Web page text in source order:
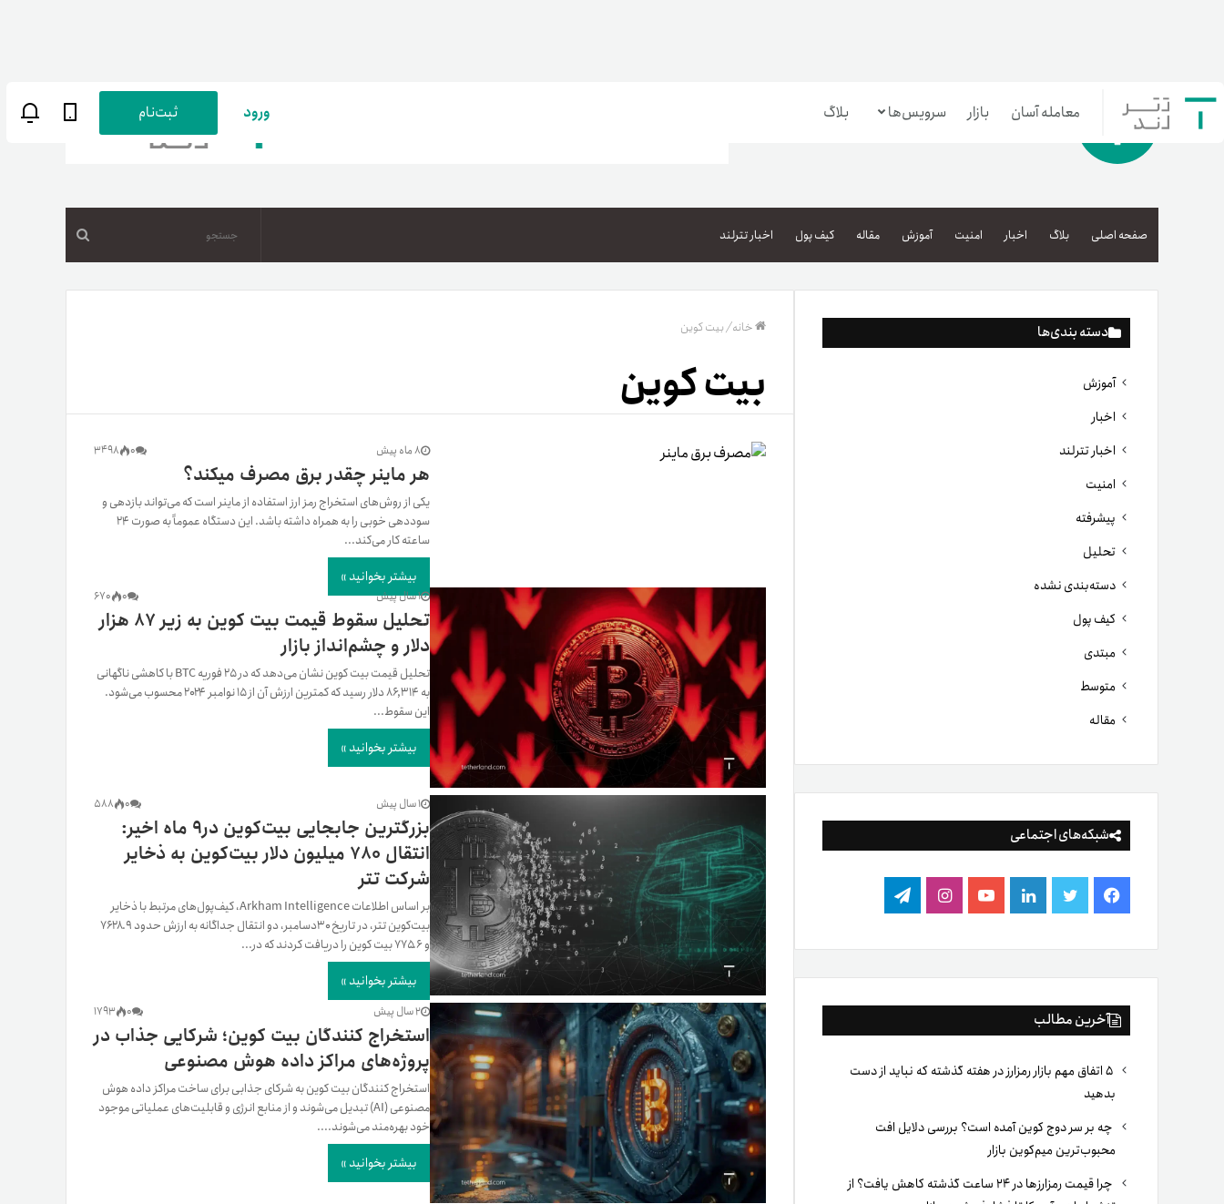
معامله آسان بازار سرویس‌ها
بازار تترلند
سرمایه‌گذاری آسان
پاداش کیف‌پول تومانی
مهر تترلند
بلاگ
زبان پارسی
تنظیمات
خروج
ورود ثبت‌نام
صفحه اصلی بلاگ اخبار امنیت آموزش مقاله کیف پول اخبار تترلند
دسته بندی‌ها
آموزش
اخبار
اخبار تترلند
امنیت
پیشرفته
تحلیل
دسته‌بندی نشده
کیف پول
مبتدی
متوسط
مقاله
شبکه‌های اجتماعی
فیس
بوک
توییتر لینکدینیوتیوباینستاگرام
تلگرام
آخرین مطالب
۵ اتفاق مهم بازار رمزارز در هفته گذشته که نباید از دست
بدهید
چه بر سر دوج کوین آمده است؟ بررسی دلایل افت
محبوب‌ترین میم‌کوین بازار
چرا قیمت رمزارزها در ۲۴ ساعت گذشته کاهش یافت؟ از
خانه/بیت کوین
بیت کوین
8 ماه پیش 0
3498
هر ماینر چقدر برق مصرف میکند؟
یکی از روش‌های استخراج رمز ارز استفاده از ماینر است که می‌تواند بازدهی و
سوددهی خوبی را به همراه داشته باشد. این دستگاه عموماً به صورت 24
ساعته کار می‌کند...
بیشتر بخوانید »
1 سال پیش 0
670
تحلیل سقوط قیمت بیت کوین به زیر ۸۷ هزار
دلار و چشم‌انداز بازار
تحلیل قیمت بیت کوین نشان می‌دهد که در ۲۵ فوریه BTC با کاهشی ناگهانی
به ۸۶,۳۱۴ دلار رسید که کمترین ارزش آن از ۱۵ نوامبر ۲۰۲۴ محسوب می‌شود.
این سقوط...
بیشتر بخوانید »
1 سال پیش 0
588
بزرگترین جابجایی بیت‌کوین در۹ ماه اخیر:
انتقال ۷۸۰ میلیون دلار بیت‌کوین به ذخایر
شرکت تتر
بر اساس اطلاعات Arkham Intelligence، کیف‌پول‌های مرتبط با ذخایر
بیت‌کوین تتر، در تاریخ ۳۰دسامبر، دو انتقال جداگانه به ارزش حدود ۷۶۲۸.۹
و ۷۷۵.۶ بیت کوین را دریافت کردند که در...
بیشتر بخوانید »
2 سال پیش 0
1793
استخراج کنندگان بیت کوین؛ شرکایی جذاب در
پروژه‌های مراکز داده هوش مصنوعی
استخراج کنندگان بیت کوین به شرکای جذابی برای ساخت مراکز داده هوش
مصنوعی (AI) تبدیل می‌شوند و از منابع انرژی و قابلیت‌های عملیاتی موجود
خود بهره‌مند می‌شوند....
بیشتر بخوانید »